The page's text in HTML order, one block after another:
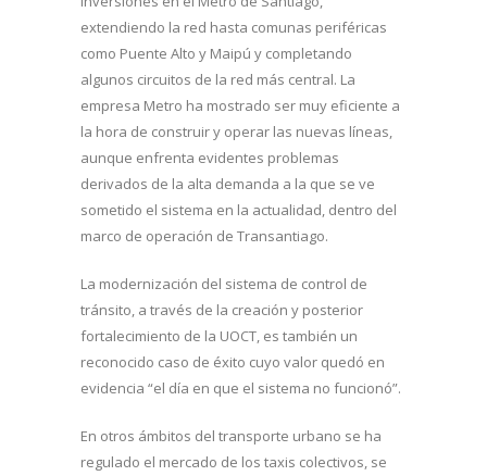
extendiendo la red hasta comunas periféricas
como Puente Alto y Maipú y completando
algunos circuitos de la red más central. La
empresa Metro ha mostrado ser muy eficiente a
la hora de construir y operar las nuevas líneas,
aunque enfrenta evidentes problemas
derivados de la alta demanda a la que se ve
sometido el sistema en la actualidad, dentro del
marco de operación de Transantiago.
La modernización del sistema de control de
tránsito, a través de la creación y posterior
fortalecimiento de la UOCT, es también un
reconocido caso de éxito cuyo valor quedó en
evidencia “el día en que el sistema no funcionó”.
En otros ámbitos del transporte urbano se ha
regulado el mercado de los taxis colectivos, se